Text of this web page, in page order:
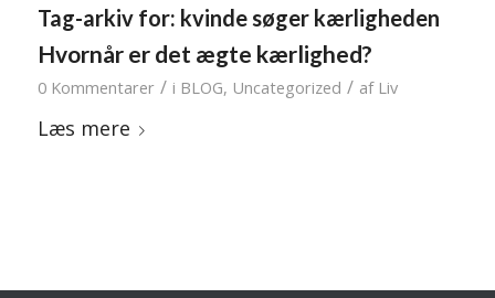
Tag-arkiv for: kvinde søger kærligheden
Hvornår er det ægte kærlighed?
0 Kommentarer / i BLOG, Uncategorized / af Liv
Læs mere